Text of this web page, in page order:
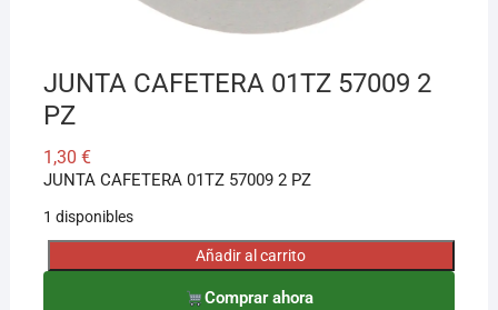
JUNTA CAFETERA 01TZ 57009 2
PZ
1,30 €
JUNTA CAFETERA 01TZ 57009 2 PZ
1 disponibles
JUNTA
Añadir al carrito
Comprar ahora